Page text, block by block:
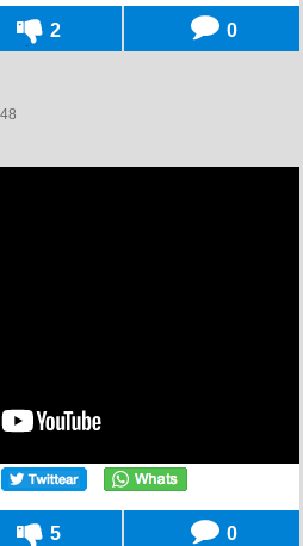
2 0
5 0